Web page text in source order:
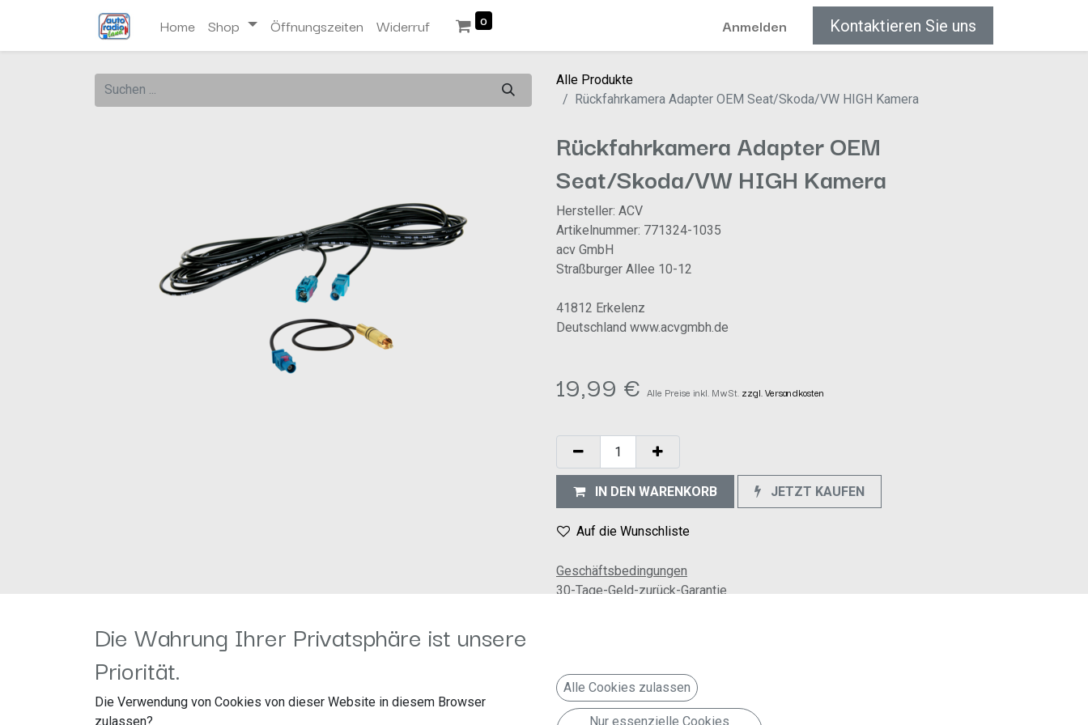
Home Shop Öffnungszeiten Widerruf 0 Anmelden Kontaktieren Sie uns
Alle Produkte
Rückfahrkamera Adapter OEM Seat/Skoda/VW HIGH Kamera
Rückfahrkamera Adapter OEM
Seat/Skoda/VW HIGH Kamera
Hersteller: ACV
Artikelnummer: 771324-1035
acv GmbH
Straßburger Allee 10-12
41812 Erkelenz
Deutschland www.acvgmbh.de
19,99 € Alle Preise inkl. MwSt. zzgl. Versandkosten
IN DEN WARENKORB JETZT KAUFEN
Auf die Wunschliste
Geschäftsbedingungen
30-Tage-Geld-zurück-Garantie
Rückfahrkamera Adapter werden zur Erhaltung der OEM Rückfahrkamera benötigt.
Die Wahrung Ihrer Privatsphäre ist unsere
Priorität.
Die Verwendung von Cookies von dieser Website in diesem Browser
zulassen?
Alle Cookies zulassen
Nur essenzielle Cookies